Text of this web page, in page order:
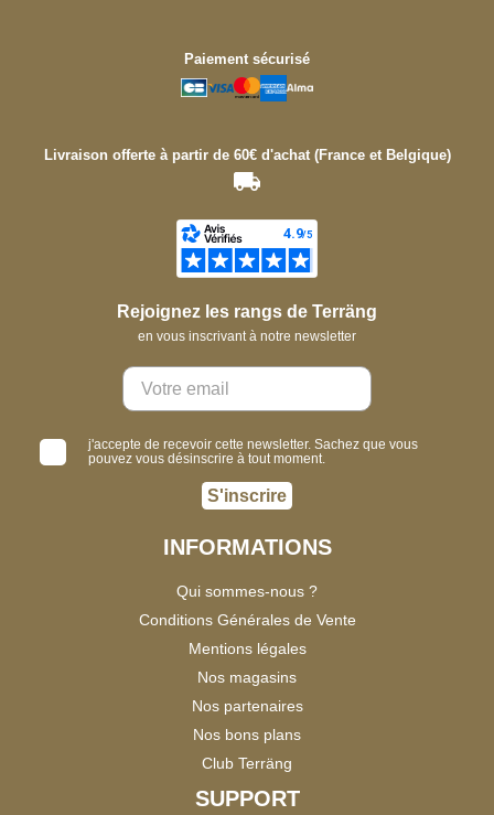
Paiement sécurisé
Livraison offerte à partir de 60€ d'achat (France et Belgique)
Rejoignez les rangs de Terräng
en vous inscrivant à notre newsletter
j'accepte de recevoir cette newsletter. Sachez que vous
pouvez vous désinscrire à tout moment.
S'inscrire
INFORMATIONS
Qui sommes-nous ?
Conditions Générales de Vente
Mentions légales
Nos magasins
Nos partenaires
Nos bons plans
Club Terräng
SUPPORT